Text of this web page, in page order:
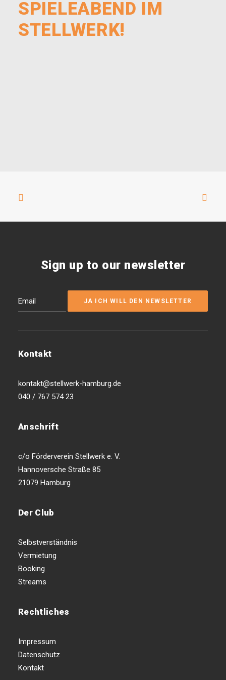
SPIELEABEND IM
STELLWERK!
Sign up to our newsletter
Kontakt
kontakt@stellwerk-hamburg.de
040 / 767 574 23
Anschrift
c/o Förderverein Stellwerk e. V.
Hannoversche Straße 85
21079 Hamburg
Der Club
Selbstverständnis
Vermietung
Booking
Streams
Rechtliches
Impressum
Datenschutz
Kontakt